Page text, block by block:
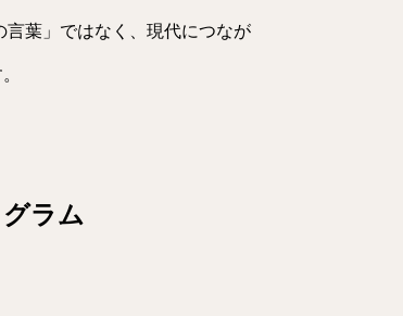
言葉」ではなく、現代につなが
ラム